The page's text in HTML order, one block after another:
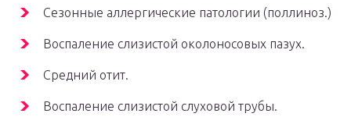
Сезонные аллергические патологии (поллиноз.)
Воспаление слизистой околоносовых пазух.
Средний отит.
Воспаление слизистой слуховой трубы.